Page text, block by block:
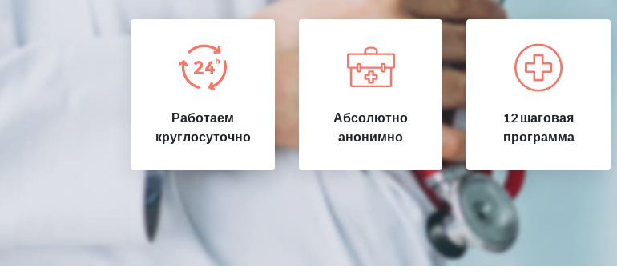
Работаем
круглосуточно
Абсолютно
анонимно
12 шаговая
программа